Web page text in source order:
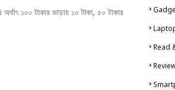
১০০ টাকার ভাড়ায় ১০ টাকা, ৫০ টাকার
Read